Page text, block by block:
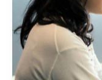
上島町のカフェ
上島町のカフェは
が心に残る、特別